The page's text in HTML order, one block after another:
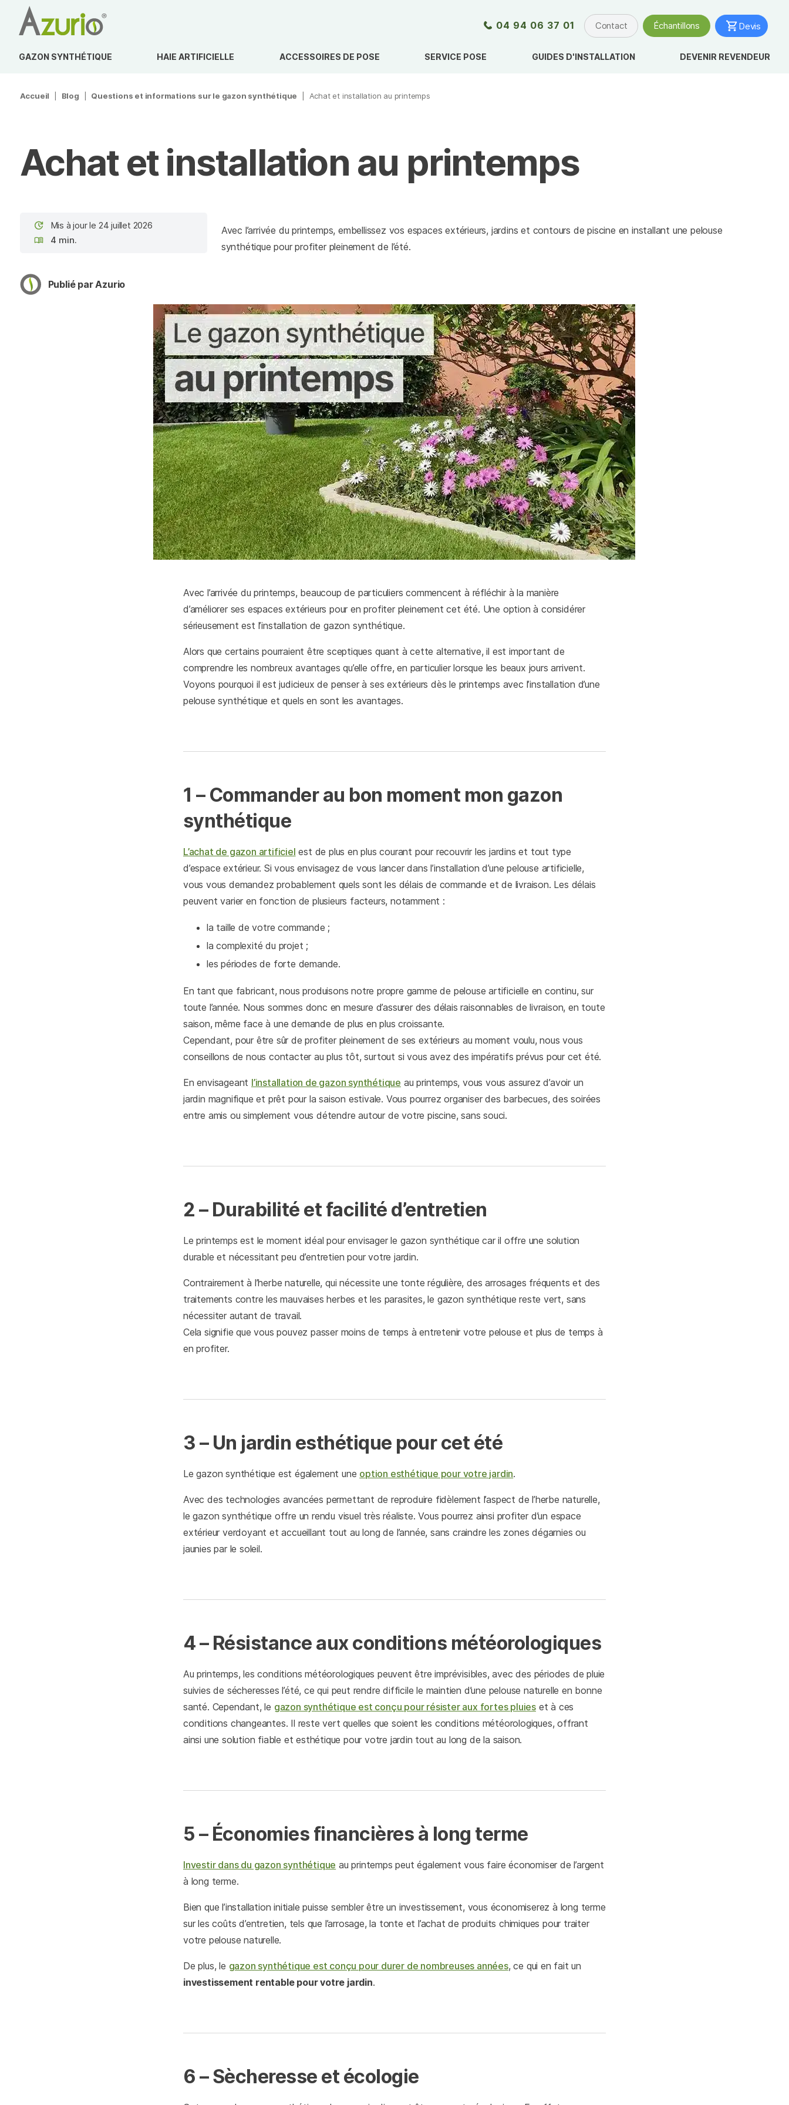
04 94 06 37 01 Contact Échantillons Devis
GAZON SYNTHÉTIQUE HAIE ARTIFICIELLE ACCESSOIRES DE POSE SERVICE POSE GUIDES D'INSTALLATION DEVENIR REVENDEUR
Accueil Blog Questions et informations sur le gazon synthétique Achat et installation au printemps
Achat et installation au printemps
Mis à jour le 24 juillet 2026
4 min.
Avec l’arrivée du printemps, embellissez vos espaces extérieurs, jardins et contours de piscine en installant une pelouse
synthétique pour profiter pleinement de l’été.
Publié par Azurio
Avec l’arrivée du printemps, beaucoup de particuliers commencent à réfléchir à la manière
d’améliorer ses espaces extérieurs pour en profiter pleinement cet été. Une option à considérer
sérieusement est l’installation de gazon synthétique.
Alors que certains pourraient être sceptiques quant à cette alternative, il est important de
comprendre les nombreux avantages qu’elle offre, en particulier lorsque les beaux jours arrivent.
Voyons pourquoi il est judicieux de penser à ses extérieurs dès le printemps avec l’installation d’une
pelouse synthétique et quels en sont les avantages.
1 – Commander au bon moment mon gazon
synthétique
L’achat de gazon artificiel est de plus en plus courant pour recouvrir les jardins et tout type
d’espace extérieur. Si vous envisagez de vous lancer dans l’installation d’une pelouse artificielle,
vous vous demandez probablement quels sont les délais de commande et de livraison. Les délais
peuvent varier en fonction de plusieurs facteurs, notamment :
la taille de votre commande ;
la complexité du projet ;
les périodes de forte demande.
En tant que fabricant, nous produisons notre propre gamme de pelouse artificielle en continu, sur
toute l’année. Nous sommes donc en mesure d’assurer des délais raisonnables de livraison, en toute
saison, même face à une demande de plus en plus croissante.
Cependant, pour être sûr de profiter pleinement de ses extérieurs au moment voulu, nous vous
conseillons de nous contacter au plus tôt, surtout si vous avez des impératifs prévus pour cet été.
En envisageant l’installation de gazon synthétique au printemps, vous vous assurez d’avoir un
jardin magnifique et prêt pour la saison estivale. Vous pourrez organiser des barbecues, des soirées
entre amis ou simplement vous détendre autour de votre piscine, sans souci.
2 – Durabilité et facilité d’entretien
Le printemps est le moment idéal pour envisager le gazon synthétique car il offre une solution
durable et nécessitant peu d’entretien pour votre jardin.
Contrairement à l’herbe naturelle, qui nécessite une tonte régulière, des arrosages fréquents et des
traitements contre les mauvaises herbes et les parasites, le gazon synthétique reste vert, sans
nécessiter autant de travail.
Cela signifie que vous pouvez passer moins de temps à entretenir votre pelouse et plus de temps à
en profiter.
3 – Un jardin esthétique pour cet été
Le gazon synthétique est également une option esthétique pour votre jardin.
Avec des technologies avancées permettant de reproduire fidèlement l’aspect de l’herbe naturelle,
le gazon synthétique offre un rendu visuel très réaliste. Vous pourrez ainsi profiter d’un espace
extérieur verdoyant et accueillant tout au long de l’année, sans craindre les zones dégarnies ou
jaunies par le soleil.
4 – Résistance aux conditions météorologiques
Au printemps, les conditions météorologiques peuvent être imprévisibles, avec des périodes de pluie
suivies de sécheresses l’été, ce qui peut rendre difficile le maintien d’une pelouse naturelle en bonne
santé. Cependant, le gazon synthétique est conçu pour résister aux fortes pluies et à ces
conditions changeantes. Il reste vert quelles que soient les conditions météorologiques, offrant
ainsi une solution fiable et esthétique pour votre jardin tout au long de la saison.
5 – Économies financières à long terme
Investir dans du gazon synthétique au printemps peut également vous faire économiser de l’argent
à long terme.
Bien que l’installation initiale puisse sembler être un investissement, vous économiserez à long terme
sur les coûts d’entretien, tels que l’arrosage, la tonte et l’achat de produits chimiques pour traiter
votre pelouse naturelle.
De plus, le gazon synthétique est conçu pour durer de nombreuses années, ce qui en fait un
investissement rentable pour votre jardin.
6 – Sècheresse et écologie